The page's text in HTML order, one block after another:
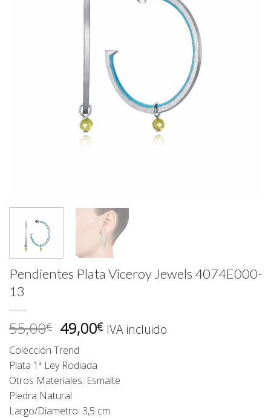
Pendientes Plata Viceroy Jewels 4074E000-
13
55,00€ El
precio
original
era:
55,00€.
49,00€El
49,00€.
IVA incluido
Colección Trend
Plata 1ª Ley Rodiada
Otros Materiales: Esmalte
Piedra Natural
Largo/Diametro: 3,5 cm